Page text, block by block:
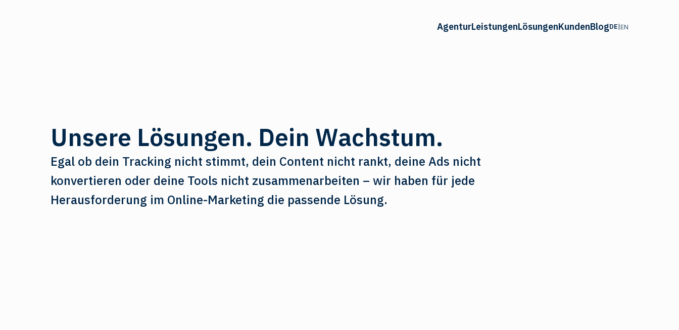
AgenturLeistungenLösungenKundenBlogDE|EN
Unsere Lösungen. Dein Wachstum.
Egal ob dein Tracking nicht stimmt, dein Content nicht rankt, deine Ads nicht
konvertieren oder deine Tools nicht zusammenarbeiten – wir haben für jede
Herausforderung im Online-Marketing die passende Lösung.